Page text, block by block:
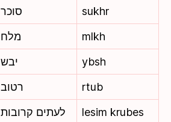
סוכר
sukhr
מלח
mlkh
יבש
ybsh
רטוב
rtub
לעתים קרובות
lesim krubes